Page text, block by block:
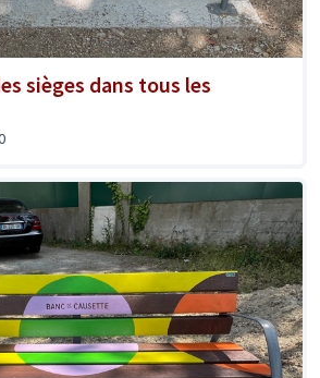
sièges dans tous les